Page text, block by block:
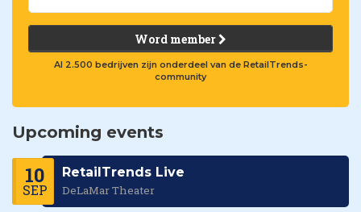
Word member
Al 2.500 bedrijven zijn onderdeel van de RetailTrends-
community
Upcoming events
10
SEP
RetailTrends Live
DeLaMar Theater